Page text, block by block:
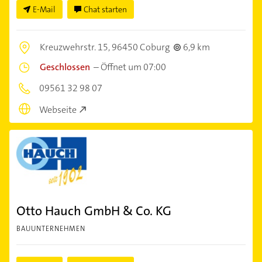
E-Mail Chat starten
Kreuzwehrstr. 15,96450 Coburg
6,9 km
Geschlossen –Öffnet um 07:00
09561 32 98 07
Webseite
Otto Hauch GmbH & Co. KG
BAUUNTERNEHMEN